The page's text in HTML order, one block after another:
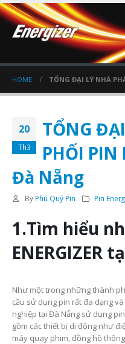
HOME TỔNG ĐẠI LÝ NHÀ
20
Th3
TỔNG
PHỐI PIN
Đà Nẵng
By Phú Quý Pin Pin
1.Tìm hiểu
ENERGIZER
Như một trong những thành
cầu sử dụng pin rất đa dạng
nghiệp tại Đà Nẵng sử dụng
gồm các thiết bị di động như
máy quay phim, đồng hồ